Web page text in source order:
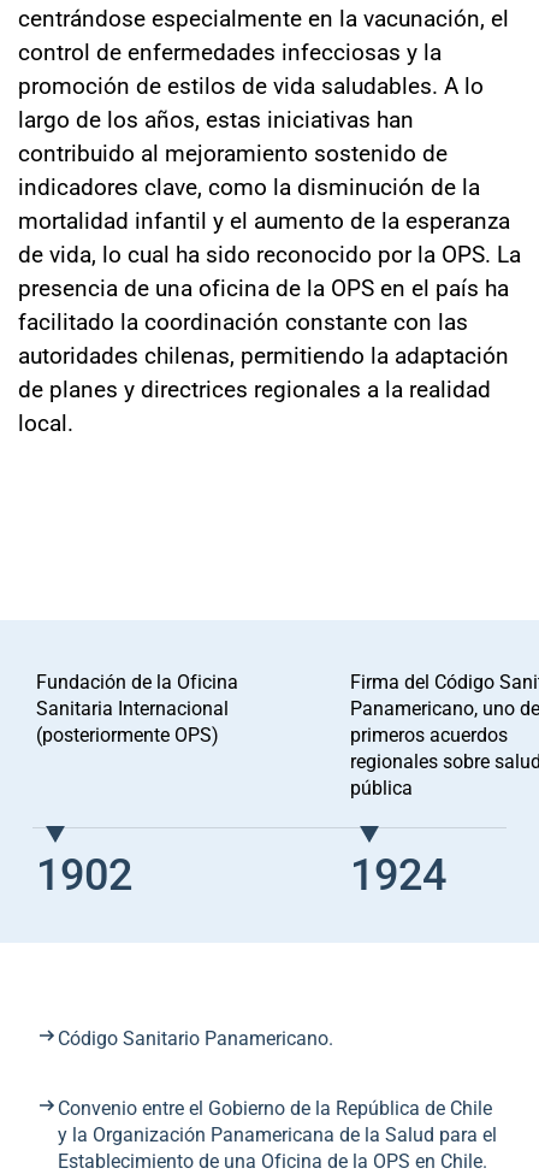
centrándose especialmente en la vacunación, el
control de enfermedades infecciosas y la
promoción de estilos de vida saludables. A lo
largo de los años, estas iniciativas han
contribuido al mejoramiento sostenido de
indicadores clave, como la disminución de la
mortalidad infantil y el aumento de la esperanza
de vida, lo cual ha sido reconocido por la OPS. La
presencia de una oficina de la OPS en el país ha
facilitado la coordinación constante con las
autoridades chilenas, permitiendo la adaptación
de planes y directrices regionales a la realidad
local.
Fundación de la Oficina
Sanitaria Internacional
(posteriormente OPS)
1902
Firma del Código
Panamericano, uno
primeros acuerdos
regionales sobre
pública
1924
Código Sanitario Panamericano.
Convenio entre el Gobierno de la República de Chile
y la Organización Panamericana de la Salud para el
Establecimiento de una Oficina de la OPS en Chile.